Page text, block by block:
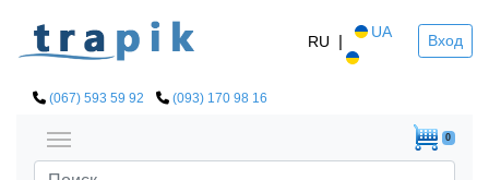
RU | UA Вход
(067) 593 59 92 (093) 170 98 16
0